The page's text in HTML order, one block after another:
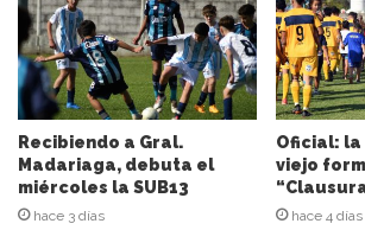
o
r
r
e
o
e
l
e
c
Recibiendo a Gral.
Madariaga, debuta el
miércoles la SUB13
hace 3 días
Oficial: la
viejo
hace 4 días